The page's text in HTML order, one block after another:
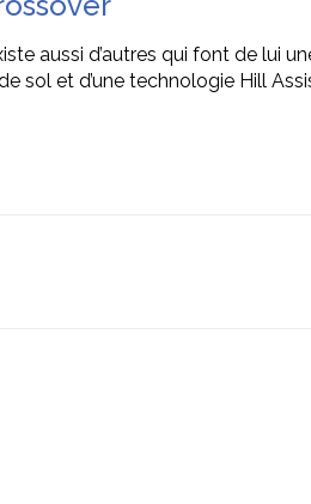
aussi d’autres qui font de lui
sol et d’une technologie Hill